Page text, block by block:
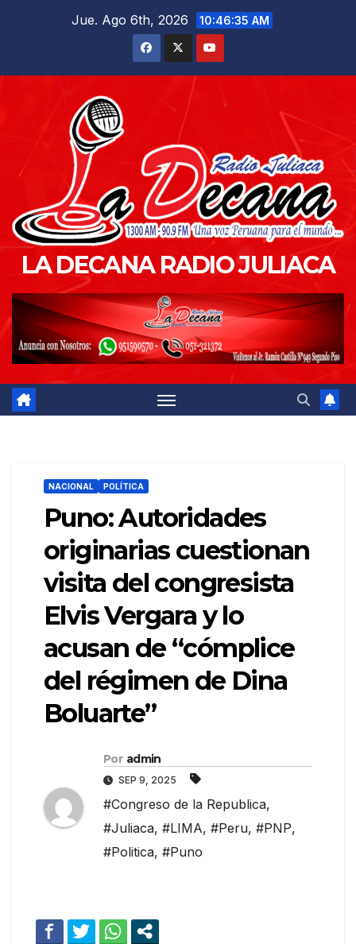
Jue. Ago 6th, 2026 10:46:37 AM
LA DECANA RADIO JULIACA
NACIONAL POLÍTICA
Puno: Autoridades
originarias cuestionan
visita del congresista
Elvis Vergara y lo
acusan de “cómplice
del régimen de Dina
Boluarte”
Por admin
SEP 9, 2025
#Congreso de la Republica,
#Juliaca, #LIMA, #Peru, #PNP,
#Politica, #Puno